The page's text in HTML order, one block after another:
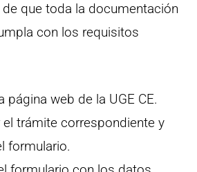
que toda la documentación
con los requisitos
página web de la UGE CE.
el trámite correspondiente y
formulario.